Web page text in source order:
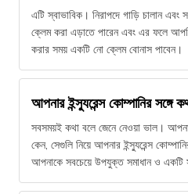
এটি স্বাভাবিক। নিরাপদে গাড়ি চালান
ক্লেম করা এড়াতে পারেন এবং এর ফলে আপনি
করার সময় একটি নো ক্লেম বোনাস পাবেন।
আপনার ইন্স্যুরেন্স কোম্পানির সঙ্গে
সবসময়ই কথা বলে জেনে নেওয়া ভাল।
কেন, সেগুলি নিয়ে আপনার ইন্স্যুরেন্স
আপনাকে সবচেয়ে উপযুক্ত সমাধান ও একটি